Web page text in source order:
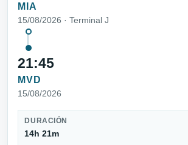
MIA
15/08/2026 · Terminal J
21:45
MVD
15/08/2026
DURACIÓN
14h 21m